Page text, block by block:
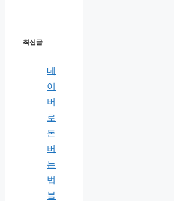
최신글
네
이
버
로
돈
버
는
법
블